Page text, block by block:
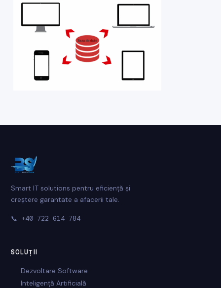
Smart IT solutions pentru eficiență și
creștere garantate a afacerii tale.
📞 +40 722 614 784
SOLUȚII
Dezvoltare Software
Inteligență Artificială